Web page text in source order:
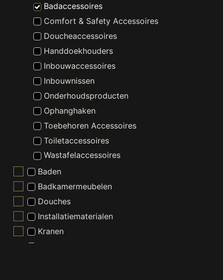
Badaccessoires
Comfort & Safety Accessoires
Doucheaccessoires
Handdoekhouders
Inbouwaccessoires
Inbouwnissen
Onderhoudsproducten
Ophanghaken
Toebehoren Accessoires
Toiletaccessoires
Wastafelaccessoires
Baden
Badkamermeubelen
Douches
Installatiematerialen
Kranen